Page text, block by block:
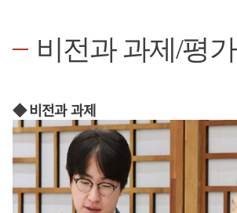
비전과 과제/평가
◆ 비전과 과제